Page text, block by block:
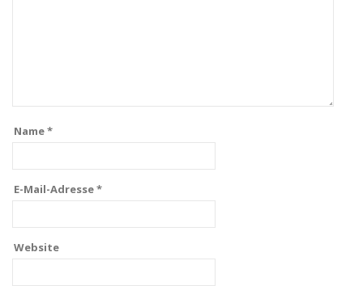
Name*
E-Mail-Adresse*
Website